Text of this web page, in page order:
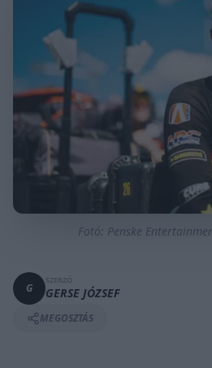
Fotó: Penske
G GERSE JÓZSEF
MEGOSZTÁS